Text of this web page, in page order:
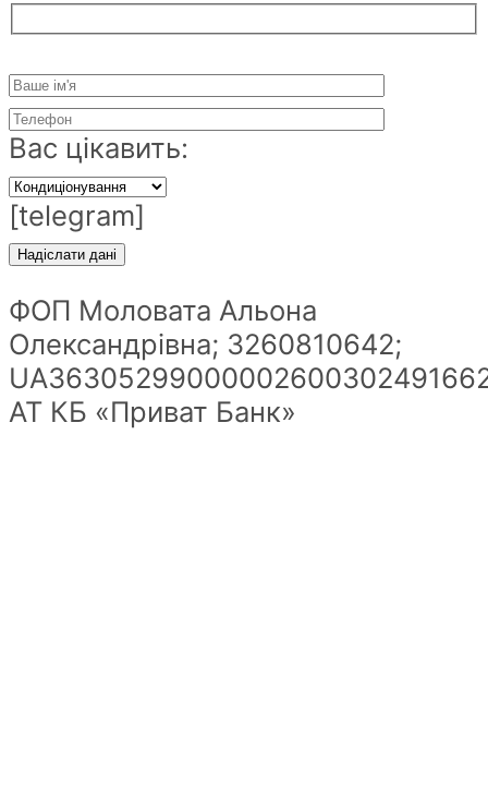
Вас цікавить:
[telegram]
ФОП Моловата Альона
Олександрівна; 3260810642;
АТ КБ «Приват Банк»